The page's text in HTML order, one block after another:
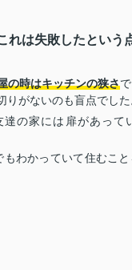
は失敗したという
の時はキッチンの狭さ
りがないのも盲点でした
達の家には扉があって
わかっていて住むこ